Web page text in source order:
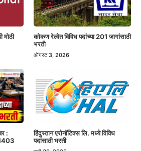
मोठी
कोकण रेल्वेत विविध पदांच्या 201 जागांसाठी
भरती
ऑगस्ट 3, 2026
:
हिंदुस्तान एरोनॉटिक्स लि. मध्ये विविध
पदांसाठी भरती